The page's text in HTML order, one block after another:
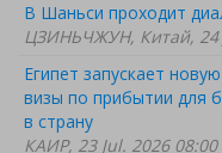
В Шаньси проходит
ЦЗИНЬЧЖУН, Китай, 24
Египет запускает
визы по прибытии для
в страну
КАИР, 23 Jul. 2026